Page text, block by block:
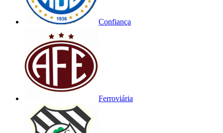
Confiança
Ferroviária